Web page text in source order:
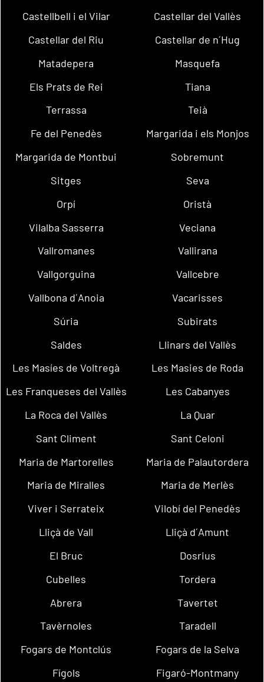
Castellbell i el Vilar
Castellar del Vallès
Castellar del Riu
Castellar de n´Hug
Matadepera
Masquefa
Els Prats de Rei
Tiana
Terrassa
Teià
Fe del Penedès
Margarida i els Monjos
Margarida de Montbui
Sobremunt
Sitges
Seva
Orpí
Oristà
Vilalba Sasserra
Veciana
Vallromanes
Vallirana
Vallgorguina
Vallcebre
Vallbona d´Anoia
Vacarisses
Súria
Subirats
Saldes
Llinars del Vallès
Les Masíes de Voltregà
Les Masies de Roda
Les Franqueses del Vallès
Les Cabanyes
La Roca del Vallès
La Quar
Sant Climent
Sant Celoni
Maria de Martorelles
Maria de Palautordera
Maria de Miralles
Maria de Merlès
Viver i Serrateix
Vilobí del Penedès
Lliçà de Vall
Lliçà d´Amunt
El Bruc
Dosrius
Cubelles
Tordera
Abrera
Tavertet
Tavèrnoles
Taradell
Fogars de Montclús
Fogars de la Selva
Fígols
Figaró-Montmany